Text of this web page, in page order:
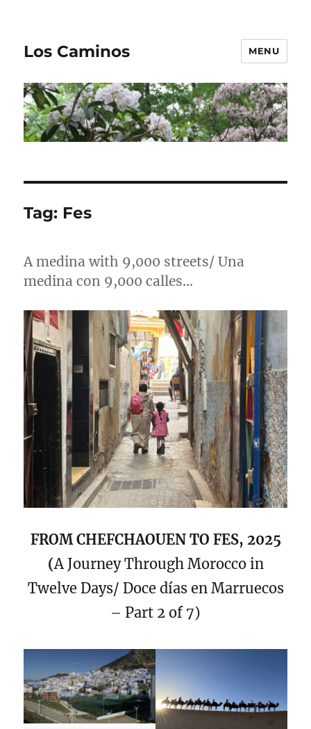
Los Caminos MENU
Tag: Fes
A medina with 9,000 streets/ Una
medina con 9,000 calles…
FROM CHEFCHAOUEN TO FES, 2025
(A Journey Through Morocco in
Twelve Days/ Doce días en Marruecos
– Part 2 of 7)